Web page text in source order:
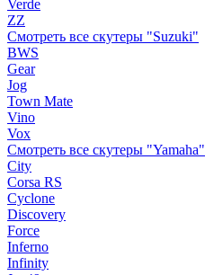
Verde
ZZ
Смотреть все скутеры "Suzuki"
BWS
Gear
Jog
Town Mate
Vino
Vox
Смотреть все скутеры "Yamaha"
City
Corsa RS
Cyclone
Discovery
Force
Inferno
Infinity